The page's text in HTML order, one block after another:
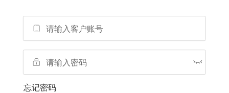
忘记密码